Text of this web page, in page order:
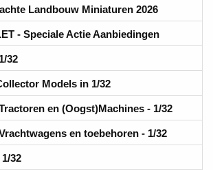
Landbouw Miniaturen 2026
- Speciale Actie Aanbiedingen
32
Models in 1/32
en (Oogst)Machines - 1/32
en toebehoren - 1/32
32